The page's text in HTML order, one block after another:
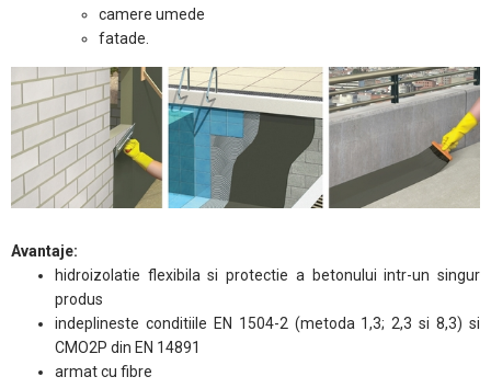
camere umede
fatade.
Avantaje:
hidroizolatie flexibila si protectie a betonului intr-un singur
produs
indeplineste conditiile EN 1504-2 (metoda 1,3; 2,3 si 8,3) si
CMO2P din EN 14891
armat cu fibre